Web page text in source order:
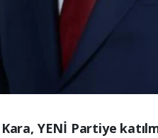
YENİ Partiye